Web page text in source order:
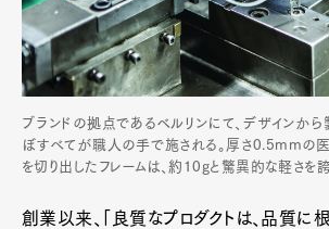
ブランドの拠点であるベルリンにて、デザインか
ぼすべてが職人の手で施される。厚さ0.5mmの
を切り出したフレームは、約10gと驚異的な軽さを誇
創業以来、「良質なプロダクトは、品質に